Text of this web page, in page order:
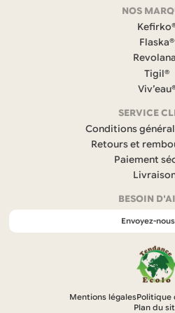
a
c
e
b
o
o
k
s
o
u
v
r
d
a
n
u
n
n
u
NOS
Flaska®
Tigil®
SERVICE
Conditions
Retours et
Paiement
BESOIN
Envoyez-
Mentions légalesPolitique
Plan du